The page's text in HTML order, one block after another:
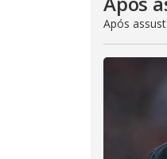
Após